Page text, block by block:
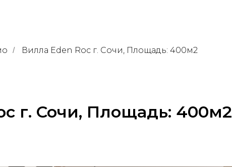
/ Вилла Eden Roc г. Сочи, Площадь: 400м2
г. Сочи, Площадь: 400м2